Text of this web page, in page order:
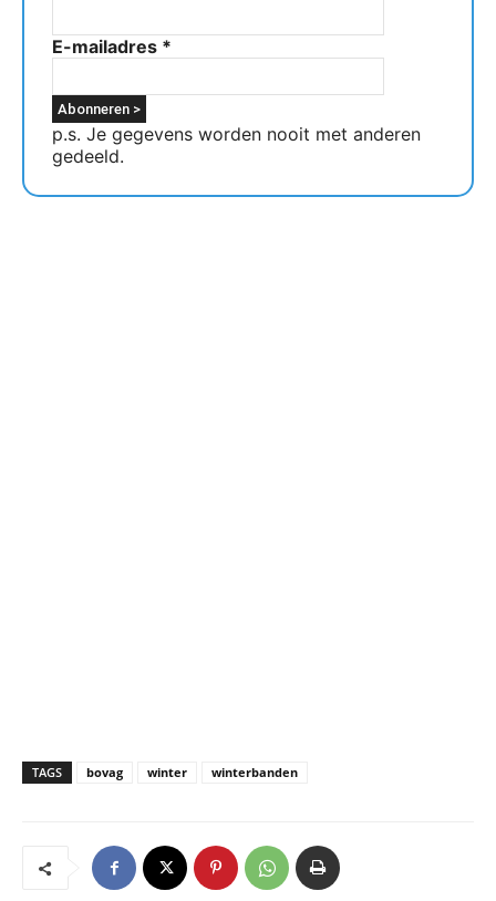
E-mailadres *
p.s. Je gegevens worden nooit met anderen
gedeeld.
TAGS bovag winter winterbanden